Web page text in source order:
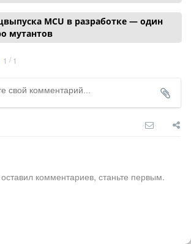
MCU в разработке — один
мутантов
1 / 1
комментариев, станьте первым.